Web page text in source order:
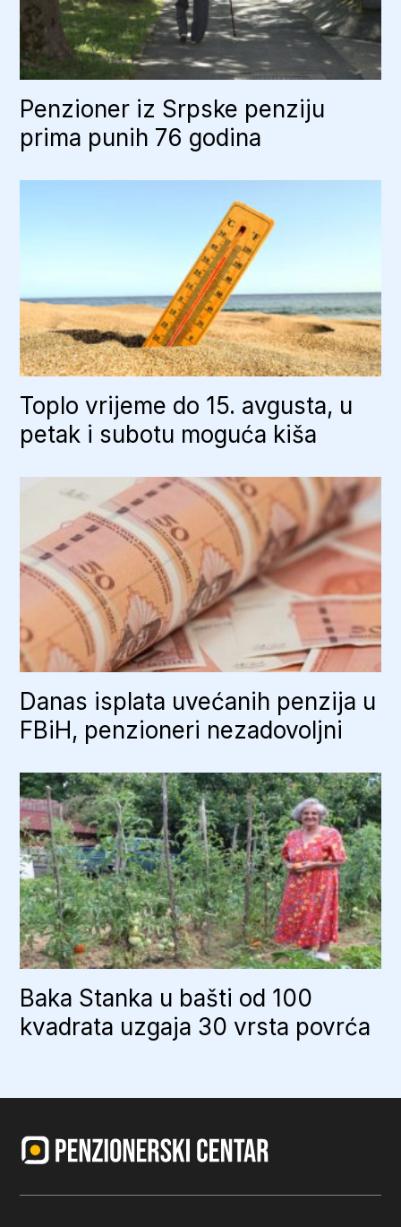
Penzioner iz Srpske penziju
prima punih 76 godina
Toplo vrijeme do 15. avgusta, u
petak i subotu moguća kiša
Danas isplata uvećanih penzija u
FBiH, penzioneri nezadovoljni
Baka Stanka u bašti od 100
kvadrata uzgaja 30 vrsta povrća